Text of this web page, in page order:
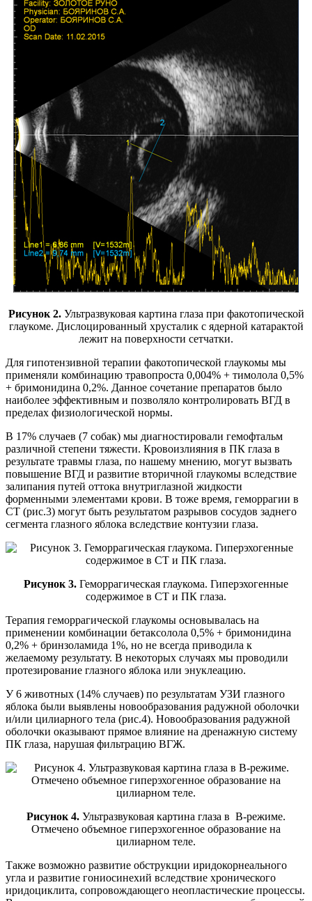
Рисунок 2.Ультразвуковая картина глаза при факотопической
глаукоме. Дислоцированный хрусталик с ядерной катарактой
лежит на поверхности сетчатки.
Для гипотензивной терапии факотопической глаукомы мы
применяли комбинацию травопроста 0,004% + тимолола 0,5%
+ бримонидина 0,2%. Данное сочетание препаратов было
наиболее эффективным и позволяло контролировать ВГД в
пределах физиологической нормы.
В 17% случаев (7 собак) мы диагностировали гемофтальм
различной степени тяжести. Кровоизлияния в ПК глаза в
результате травмы глаза, по нашему мнению, могут вызвать
повышение ВГД и развитие вторичной глаукомы вследствие
залипания путей оттока внутриглазной жидкости
форменными элементами крови. В тоже время, геморрагии в
СТ (рис.3) могут быть результатом разрывов сосудов заднего
сегмента глазного яблока вследствие контузии глаза.
Рисунок 3. Геморрагическая глаукома. Гиперэхогенные
содержимое в СТ и ПК глаза.
Терапия геморрагической глаукомы основывалась на
применении комбинации бетаксолола 0,5% + бримонидина
0,2% + бринзоламида 1%, но не всегда приводила к
желаемому результату. В некоторых случаях мы проводили
протезирование глазного яблока или энуклеацию.
У 6 животных (14% случаев) по результатам УЗИ глазного
яблока были выявлены новообразования радужной оболочки
и/или цилиарного тела (рис.4). Новообразования радужной
оболочки оказывают прямое влияние на дренажную систему
ПК глаза, нарушая фильтрацию ВГЖ.
Рисунок 4. Ультразвуковая картина глаза в B-режиме.
Отмечено объемное гиперэхогенное образование на
цилиарном теле.
Также возможно развитие обструкции иридокорнеального
угла и развитие гониосинехий вследствие хронического
иридоциклита, сопровождающего неопластические процессы.